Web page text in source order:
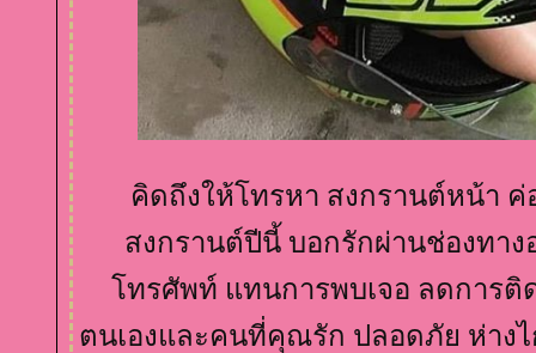
คิดถึงให้โทรหา สงกรานต์หน้า ค่
สงกรานต์ปีนี้ บอกรักผ่านช่องทาง
ทรศัพท์ แทนการพบเจอ ลดการติ
ตนเองและคนที่คุณรัก ปลอดภัย ห่างไ